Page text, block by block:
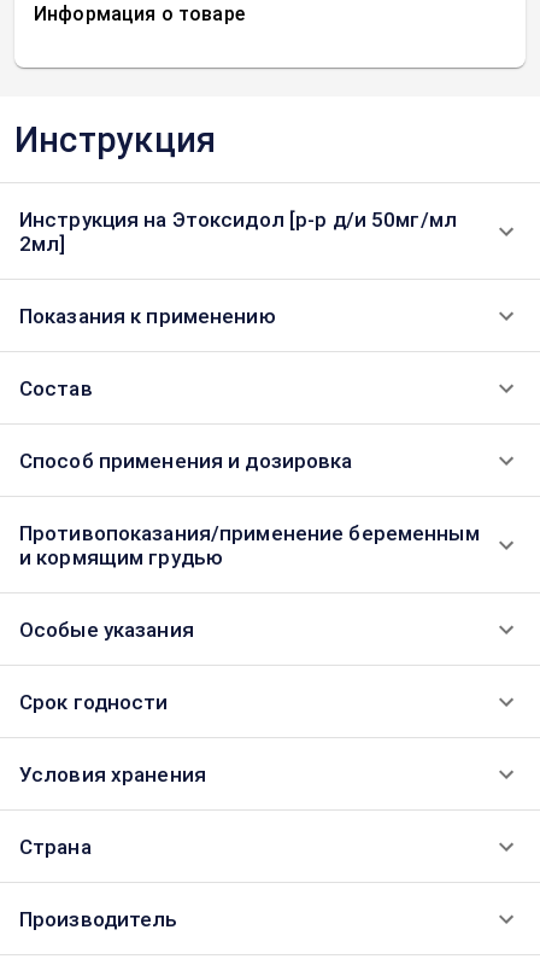
Информация о товаре
Инструкция
Инструкция на Этоксидол [р-р д/и 50мг/мл
2мл]
Показания к применению
Состав
Способ применения и дозировка
Противопоказания/применение беременным
и кормящим грудью
Особые указания
Срок годности
Условия хранения
Страна
Производитель